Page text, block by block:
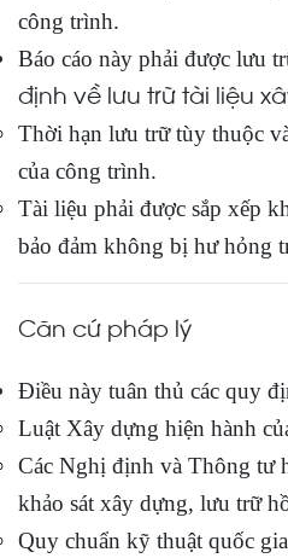
công trình.
Báo cáo này phải được lưu
định về lưu trữ tài liệu
Thời hạn lưu trữ tùy thuộc
của công trình.
Tài liệu phải được sắp xếp
bảo đảm không bị hư hỏng
Căn cứ pháp lý
Điều này tuân thủ các quy
Luật Xây dựng hiện hành
Các Nghị định và Thông tư
khảo sát xây dựng, lưu trữ
Quy chuẩn kỹ thuật quốc